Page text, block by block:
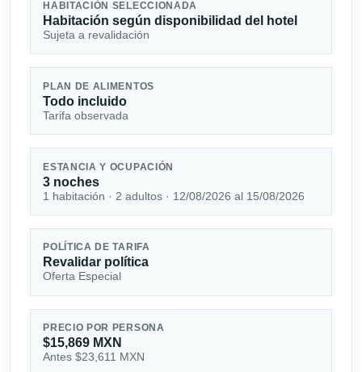
HABITACIÓN SELECCIONADA
Habitación según disponibilidad del hotel
Sujeta a revalidación
PLAN DE ALIMENTOS
Todo incluido
Tarifa observada
ESTANCIA Y OCUPACIÓN
3 noches
1 habitación · 2 adultos · 12/08/2026 al 15/08/2026
POLÍTICA DE TARIFA
Revalidar política
Oferta Especial
PRECIO POR PERSONA
$15,869 MXN
Antes $23,611 MXN